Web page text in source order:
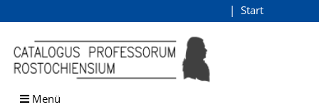
Browsen
direkt zum Inhalt
Start
Menü